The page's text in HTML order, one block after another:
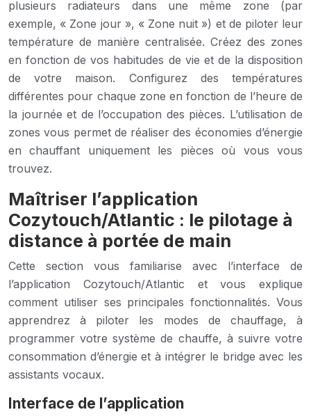
plusieurs radiateurs dans une même zone (par
exemple, « Zone jour », « Zone nuit ») et de piloter leur
température de manière centralisée. Créez des zones
en fonction de vos habitudes de vie et de la disposition
de votre maison. Configurez des températures
différentes pour chaque zone en fonction de l’heure de
la journée et de l’occupation des pièces. L’utilisation de
zones vous permet de réaliser des économies d’énergie
en chauffant uniquement les pièces où vous vous
trouvez.
Maîtriser l’application
Cozytouch/Atlantic : le pilotage à
distance à portée de main
Cette section vous familiarise avec l’interface de
l’application Cozytouch/Atlantic et vous explique
comment utiliser ses principales fonctionnalités. Vous
apprendrez à piloter les modes de chauffage, à
programmer votre système de chauffe, à suivre votre
consommation d’énergie et à intégrer le bridge avec les
assistants vocaux.
Interface de l’application